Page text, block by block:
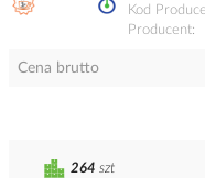
Kod
Producent
Cena brutto
264 szt